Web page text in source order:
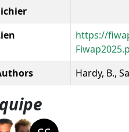
https://
Hardy, B.,